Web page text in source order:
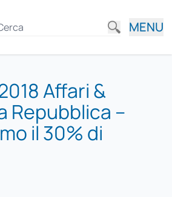
MENU
Affari &
Repubblica –
il 30% di